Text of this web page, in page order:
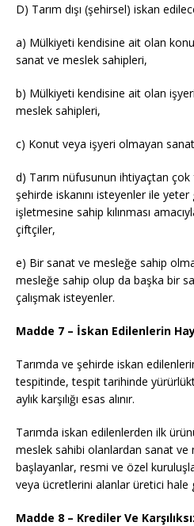
D) Tarım dışı (şehirsel) iskan
a) Mülkiyeti kendisine ait olan
sanat ve meslek sahipleri,
b) Mülkiyeti kendisine ait olan
meslek sahipleri,
c) Konut veya işyeri olmayan
d) Tarım nüfusunun ihtiyaçtan
şehirde iskanını isteyenler ile yeter
işletmesine sahip kılınması
çiftçiler,
e) Bir sanat ve mesleğe sahip
mesleğe sahip olup da başka bir
çalışmak isteyenler.
Madde 7 – İskan Edilenlerin
Tarımda ve şehirde iskan
tespitinde, tespit tarihinde
aylık karşılığı esas alınır.
Tarımda iskan edilenlerden ilk
meslek sahibi olanlardan sanat ve
başlayanlar, resmi ve özel
veya ücretlerini alanlar üretici hale
Madde 8 – Krediler Ve